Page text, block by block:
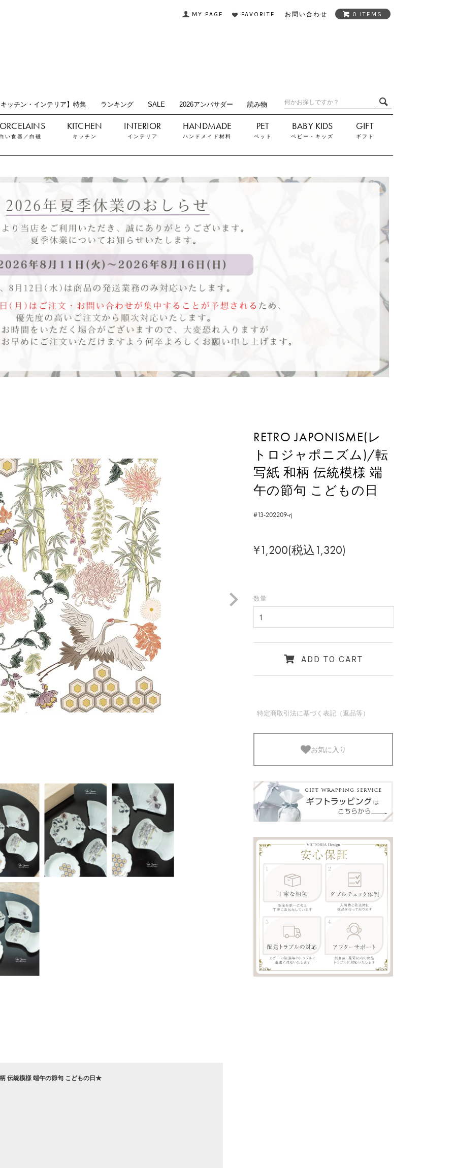
MY PAGE FAVORITE お問い合わせ 0 ITEMS
ッチン・インテリア】特集 ランキング SALE 2026アンバサダー 読み物
い食器／白磁 キッチン インテリア ハンドメイド材料 ペット ベビー・キッズ ギフト
伝統模様 端午の節句 こどもの日★
RETRO JAPONISME(レ
トロジャポニズム)/転
写紙 和柄 伝統模様 端
午の節句 こどもの日
#13-202209-rj
¥1,200(税込1,320)
数量
ADD TO CART
特定商取引法に基づく表記（返品等）
お気に入り